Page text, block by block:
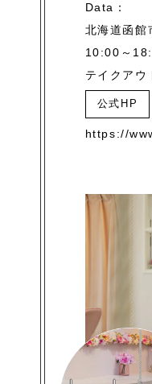
Data：
北海道函館
10:00～
テイクアウ
公式HP
https://